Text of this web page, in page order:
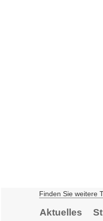
Finden Sie weitere
Aktuelles